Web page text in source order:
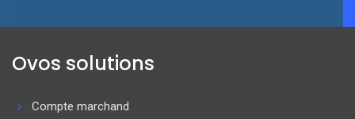
Ovos solutions
Compte marchand